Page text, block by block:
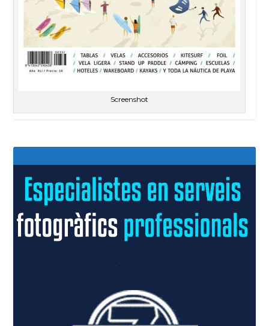
Screenshot